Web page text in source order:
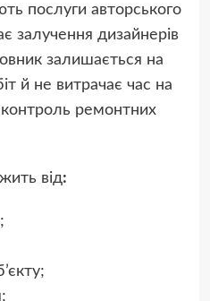
послуги авторського
залучення дизайнерів
залишається на
й не витрачає час на
ремонтних
від: